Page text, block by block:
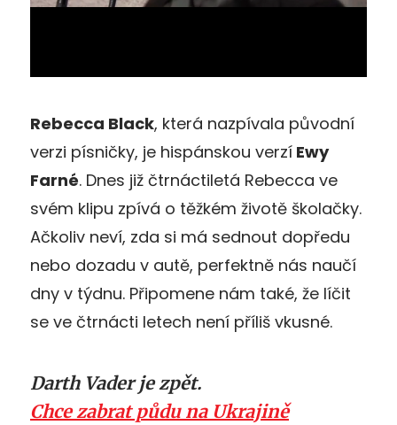
Rebecca Black, která nazpívala původní
verzi písničky, je hispánskou verzí Ewy
Farné. Dnes již čtrnáctiletá Rebecca ve
svém klipu zpívá o těžkém životě školačky.
Ačkoliv neví, zda si má sednout dopředu
nebo dozadu v autě, perfektně nás naučí
dny v týdnu. Připomene nám také, že líčit
se ve čtrnácti letech není příliš vkusné.
Darth Vader je zpět.
Chce zabrat půdu na Ukrajině